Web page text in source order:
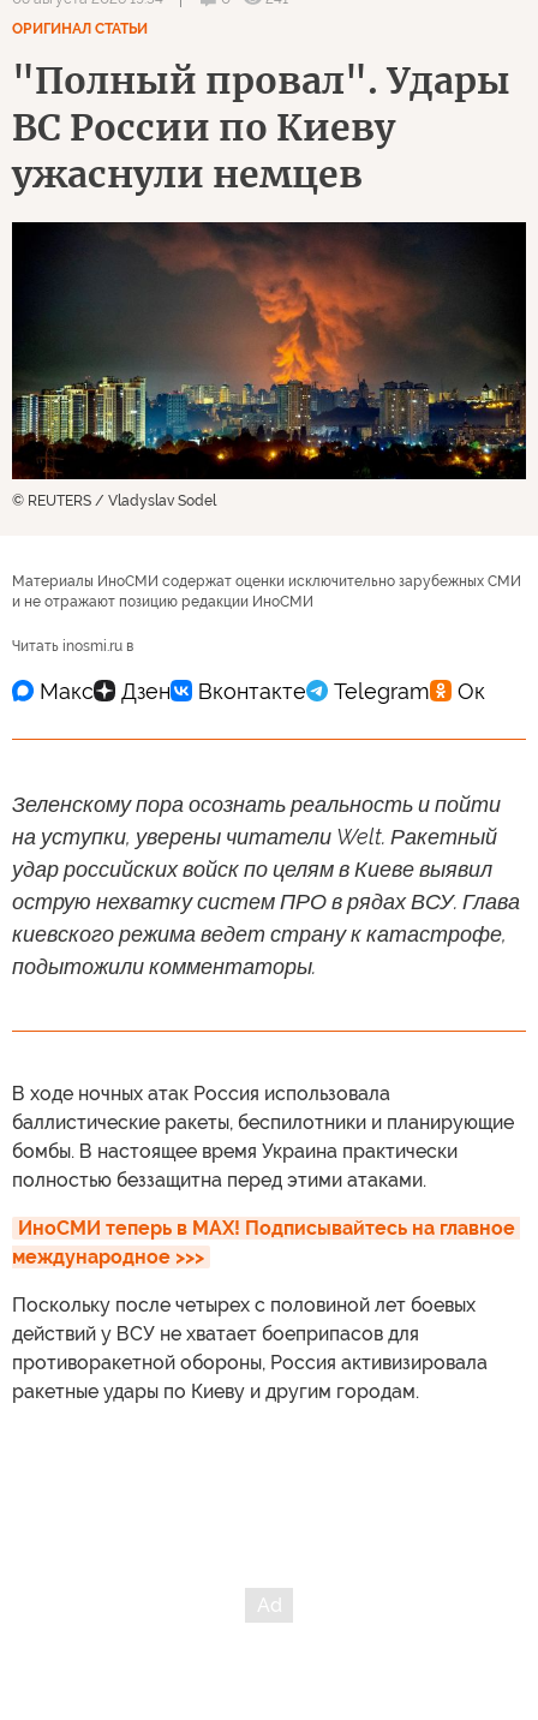
ОРИГИНАЛ СТАТЬИ
"Полный провал". Удары
ВС России по Киеву
ужаснули немцев
© REUTERS / Vladyslav Sodel
Материалы ИноСМИ содержат оценки исключительно зарубежных СМИ
и не отражают позицию редакции ИноСМИ
Читать inosmi.ru в
Зеленскому пора осознать реальность и пойти
на уступки, уверены читатели Welt. Ракетный
удар российских войск по целям в Киеве выявил
острую нехватку систем ПРО в рядах ВСУ. Глава
киевского режима ведет страну к катастрофе,
подытожили комментаторы.
В ходе ночных атак Россия использовала
баллистические ракеты, беспилотники и планирующие
бомбы. В настоящее время Украина практически
полностью беззащитна перед этими атаками.
ИноСМИ теперь в MAX! Подписывайтесь на главное
международное >>>
Поскольку после четырех с половиной лет боевых
действий у ВСУ не хватает боеприпасов для
противоракетной обороны, Россия активизировала
ракетные удары по Киеву и другим городам.